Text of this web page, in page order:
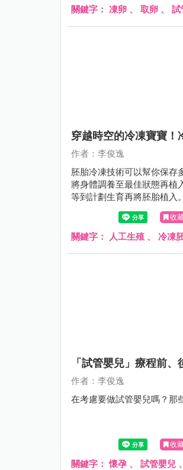
關鍵字： 凍卵 、 取卵 、 試
穿越時空的冷凍寶寶！
作者：李俊逸
胚胎冷凍技術可以幫你保存
將身體調養至最佳狀態再植
等到計劃生育再將胚胎植入。
收
關鍵字： 人工生殖 、 冷凍
「試管嬰兒」療程前、
作者：李俊逸
在考慮要做試管嬰兒嗎？那
收
關鍵字：懷孕 、 試管嬰兒